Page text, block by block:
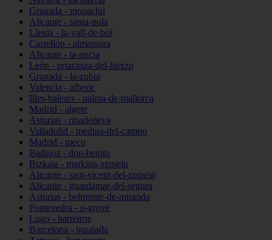
Granada - monachil
Alicante - santa-pola
Lleida - la-vall-de-boí
Castellón - almassora
Alicante - la-nucia
León - priaranza-del-bierzo
Granada - la-zubia
Valencia - alberic
Illes-balears - palma-de-mallorca
Madrid - algete
Asturias - ribadedeva
Valladolid - medina-del-campo
Madrid - meco
Badajoz - don-benito
Bizkaia - markina-xemein
Alicante - sant-vicent-del-raspeig
Alicante - guardamar-del-segura
Asturias - belmonte-de-miranda
Pontevedra - o-grove
Lugo - barreiros
Barcelona - igualada